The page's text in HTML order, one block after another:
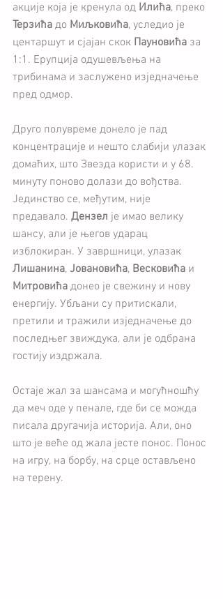
акције која је кренула од Илића, преко
Терзића до Миљковића, уследио је
центаршут и сјајан скок Пауновића за
1:1. Ерупција одушевљења на
трибинама и заслужено изједначење
пред одмор.
Друго полувреме донело је пад
концентрације и нешто слабији улазак
домаћих, што Звезда користи и у 68.
минуту поново долази до вођства.
Јединство се, међутим, није
предавало. Дензел је имао велику
шансу, али је његов ударац
изблокиран. У завршници, улазак
Лишанина, Јовановића, Весковића и
Митровића донео је свежину и нову
енергију. Убљани су притискали,
претили и тражили изједначење до
последњег звиждука, али је одбрана
гостију издржала.
Остаје жал за шансама и могућношћу
да меч оде у пенале, где би се можда
писала другачија историја. Али, оно
што је веће од жала јесте понос. Понос
на игру, на борбу, на срце остављено
на терену.